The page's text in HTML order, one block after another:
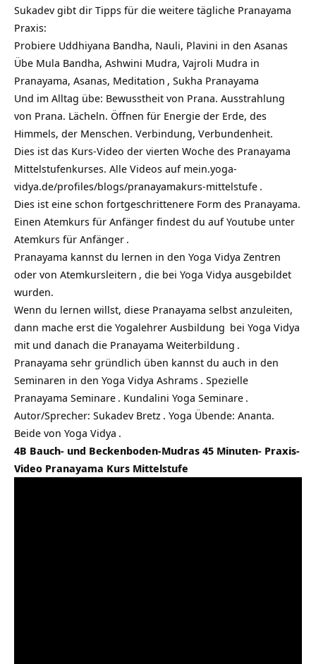
Sukadev gibt dir Tipps für die weitere tägliche Pranayama
Praxis:
Probiere Uddhiyana Bandha, Nauli, Plavini in den Asanas
Übe Mula Bandha, Ashwini Mudra, Vajroli Mudra in
Pranayama, Asanas, Meditation , Sukha Pranayama
Und im Alltag übe: Bewusstheit von Prana. Ausstrahlung
von Prana. Lächeln. Öffnen für Energie der Erde, des
Himmels, der Menschen. Verbindung, Verbundenheit.
Dies ist das Kurs-Video der vierten Woche des Pranayama
Mittelstufenkurses. Alle Videos auf mein.yoga-
vidya.de/profiles/blogs/pranayamakurs-mittelstufe .
Dies ist eine schon fortgeschrittenere Form des Pranayama.
Einen Atemkurs für Anfänger findest du auf Youtube unter
Atemkurs für Anfänger .
Pranayama kannst du lernen in den Yoga Vidya Zentren
oder von Atemkursleitern , die bei Yoga Vidya ausgebildet
wurden.
Wenn du lernen willst, diese Pranayama selbst anzuleiten,
dann mache erst die Yogalehrer Ausbildung bei Yoga Vidya
mit und danach die Pranayama Weiterbildung .
Pranayama sehr gründlich üben kannst du auch in den
Seminaren in den Yoga Vidya Ashrams . Spezielle
Pranayama Seminare . Kundalini Yoga Seminare .
Autor/Sprecher: Sukadev Bretz . Yoga Übende: Ananta.
Beide von Yoga Vidya .
4B Bauch- und Beckenboden-Mudras 45 Minuten- Praxis-
Video Pranayama Kurs Mittelstufe